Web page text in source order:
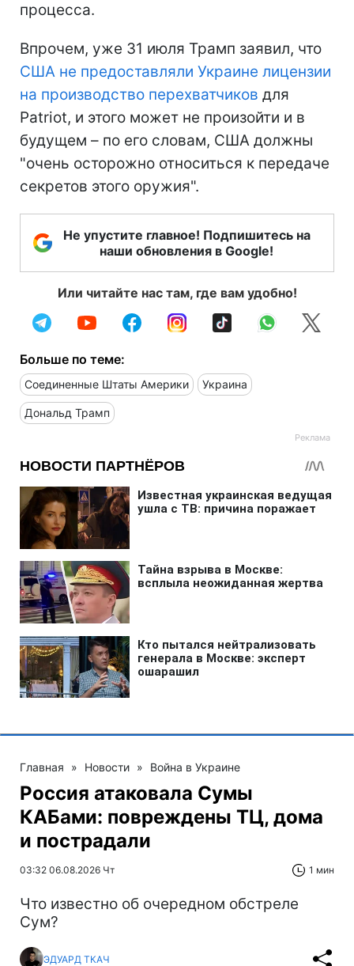
процесса.
Впрочем, уже 31 июля Трамп заявил, что
США не предоставляли Украине лицензии
на производство перехватчиков для
Patriot, и этого может не произойти и в
будущем – по его словам, США должны
"очень осторожно относиться к передаче
секретов этого оружия".
Не упустите главное! Подпишитесь на
наши обновления в Google!
Или читайте нас там, где вам удобно!
Больше по теме:
Соединенные Штаты Америки Украина
Дональд Трамп
Главная » Новости » Война в Украине
Россия атаковала Сумы
КАБами: повреждены ТЦ, дома
и пострадали
03:32 06.08.2026 Чт 1 мин
Что известно об очередном обстреле
Сум?
ЭДУАРД ТКАЧ